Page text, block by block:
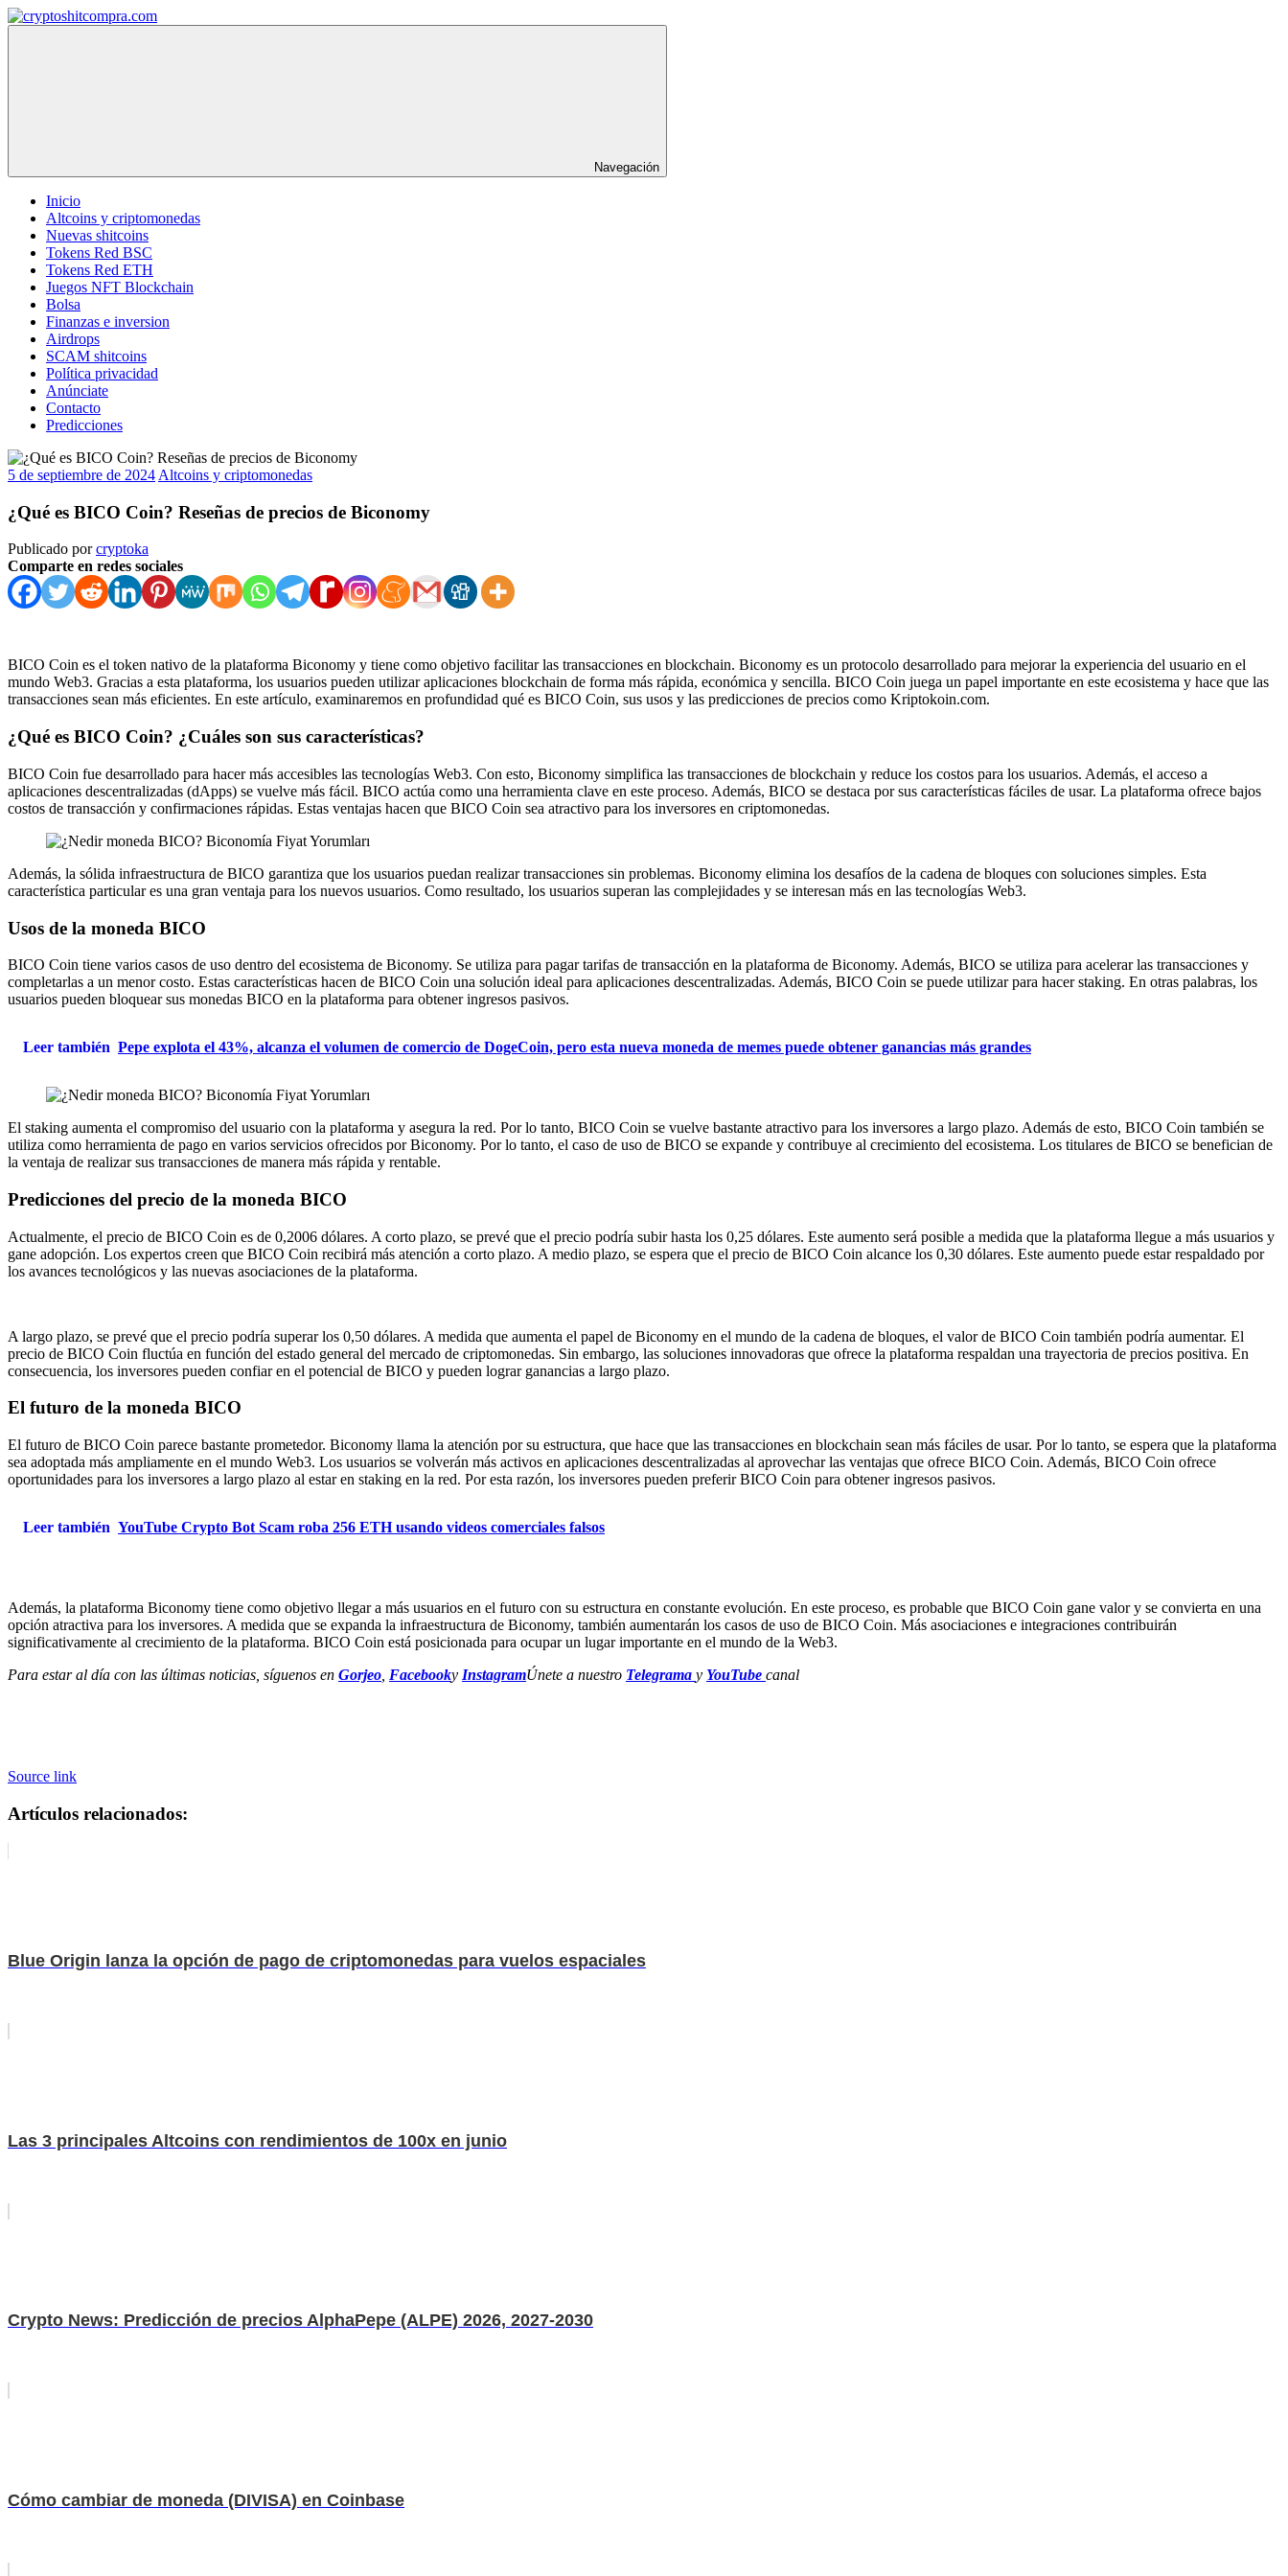
Saltar
al
Navegación
Inicio
Altcoins y criptomonedas
Nuevas shitcoins
Tokens Red BSC
Tokens Red ETH
Juegos NFT Blockchain
Bolsa
Finanzas e inversion
Airdrops
SCAM shitcoins
Política privacidad
Anúnciate
Contacto
Predicciones
5 de septiembre de 2024 Altcoins y criptomonedas
¿Qué es BICO Coin? Reseñas de precios de Biconomy
Publicado porcryptoka
Comparte en redes sociales
BICO Coin es el token nativo de la plataforma Biconomy y tiene como objetivo facilitar las transacciones en blockchain. Biconomy es un protocolo desarrollado para mejorar la experiencia del usuario en el
mundo Web3. Gracias a esta plataforma, los usuarios pueden utilizar aplicaciones blockchain de forma más rápida, económica y sencilla. BICO Coin juega un papel importante en este ecosistema y hace que las
transacciones sean más eficientes. En este artículo, examinaremos en profundidad qué es BICO Coin, sus usos y las predicciones de precios como Kriptokoin.com.
¿Qué es BICO Coin? ¿Cuáles son sus características?
BICO Coin fue desarrollado para hacer más accesibles las tecnologías Web3. Con esto, Biconomy simplifica las transacciones de blockchain y reduce los costos para los usuarios. Además, el acceso a
aplicaciones descentralizadas (dApps) se vuelve más fácil. BICO actúa como una herramienta clave en este proceso. Además, BICO se destaca por sus características fáciles de usar. La plataforma ofrece bajos
costos de transacción y confirmaciones rápidas. Estas ventajas hacen que BICO Coin sea atractivo para los inversores en criptomonedas.
Además, la sólida infraestructura de BICO garantiza que los usuarios puedan realizar transacciones sin problemas. Biconomy elimina los desafíos de la cadena de bloques con soluciones simples. Esta
característica particular es una gran ventaja para los nuevos usuarios. Como resultado, los usuarios superan las complejidades y se interesan más en las tecnologías Web3.
Usos de la moneda BICO
BICO Coin tiene varios casos de uso dentro del ecosistema de Biconomy. Se utiliza para pagar tarifas de transacción en la plataforma de Biconomy. Además, BICO se utiliza para acelerar las transacciones y
completarlas a un menor costo. Estas características hacen de BICO Coin una solución ideal para aplicaciones descentralizadas. Además, BICO Coin se puede utilizar para hacer staking. En otras palabras, los
usuarios pueden bloquear sus monedas BICO en la plataforma para obtener ingresos pasivos.
Leer también Pepe explota el 43%, alcanza el volumen de comercio de DogeCoin, pero esta nueva moneda de memes puede obtener ganancias más grandes
El staking aumenta el compromiso del usuario con la plataforma y asegura la red. Por lo tanto, BICO Coin se vuelve bastante atractivo para los inversores a largo plazo. Además de esto, BICO Coin también se
utiliza como herramienta de pago en varios servicios ofrecidos por Biconomy. Por lo tanto, el caso de uso de BICO se expande y contribuye al crecimiento del ecosistema. Los titulares de BICO se benefician de
la ventaja de realizar sus transacciones de manera más rápida y rentable.
Predicciones del precio de la moneda BICO
Actualmente, el precio de BICO Coin es de 0,2006 dólares. A corto plazo, se prevé que el precio podría subir hasta los 0,25 dólares. Este aumento será posible a medida que la plataforma llegue a más usuarios y
gane adopción. Los expertos creen que BICO Coin recibirá más atención a corto plazo. A medio plazo, se espera que el precio de BICO Coin alcance los 0,30 dólares. Este aumento puede estar respaldado por
los avances tecnológicos y las nuevas asociaciones de la plataforma.
A largo plazo, se prevé que el precio podría superar los 0,50 dólares. A medida que aumenta el papel de Biconomy en el mundo de la cadena de bloques, el valor de BICO Coin también podría aumentar. El
precio de BICO Coin fluctúa en función del estado general del mercado de criptomonedas. Sin embargo, las soluciones innovadoras que ofrece la plataforma respaldan una trayectoria de precios positiva. En
consecuencia, los inversores pueden confiar en el potencial de BICO y pueden lograr ganancias a largo plazo.
El futuro de la moneda BICO
El futuro de BICO Coin parece bastante prometedor. Biconomy llama la atención por su estructura, que hace que las transacciones en blockchain sean más fáciles de usar. Por lo tanto, se espera que la plataforma
sea adoptada más ampliamente en el mundo Web3. Los usuarios se volverán más activos en aplicaciones descentralizadas al aprovechar las ventajas que ofrece BICO Coin. Además, BICO Coin ofrece
oportunidades para los inversores a largo plazo al estar en staking en la red. Por esta razón, los inversores pueden preferir BICO Coin para obtener ingresos pasivos.
Leer también YouTube Crypto Bot Scam roba 256 ETH usando videos comerciales falsos
Además, la plataforma Biconomy tiene como objetivo llegar a más usuarios en el futuro con su estructura en constante evolución. En este proceso, es probable que BICO Coin gane valor y se convierta en una
opción atractiva para los inversores. A medida que se expanda la infraestructura de Biconomy, también aumentarán los casos de uso de BICO Coin. Más asociaciones e integraciones contribuirán
significativamente al crecimiento de la plataforma. BICO Coin está posicionada para ocupar un lugar importante en el mundo de la Web3.
Para estar al día con las últimas noticias, síguenos en Gorjeo Facebooky InstagramÚnete a nuestro Telegrama y YouTube canal
Source link
Artículos relacionados:
Blue Origin lanza la opción de pago de criptomonedas para vuelos espaciales
Las 3 principales Altcoins con rendimientos de 100x en junio
Crypto News: Predicción de precios AlphaPepe (ALPE) 2026, 2027-2030
Cómo cambiar de moneda (DIVISA) en Coinbase